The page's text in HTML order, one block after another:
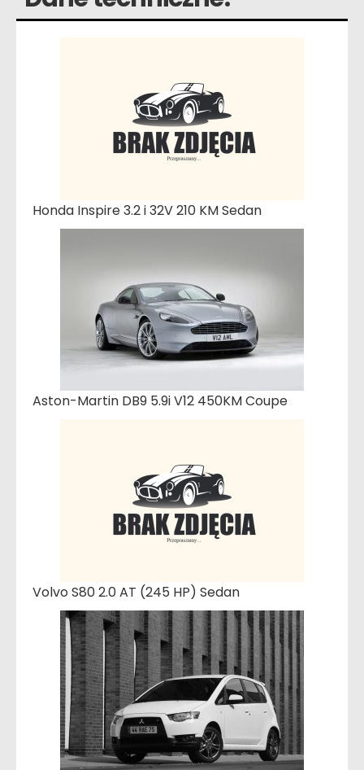
Honda Inspire 3.2 i 32V 210 KM Sedan
Aston-Martin DB9 5.9i V12 450KM Coupe
Volvo S80 2.0 AT (245 HP) Sedan